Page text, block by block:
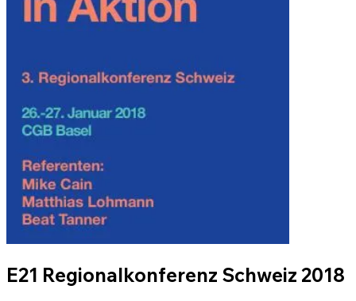
E21 Regionalkonferenz Schweiz 2018